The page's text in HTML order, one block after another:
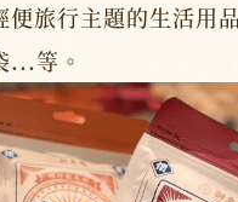
便旅行主題的生活用
...等。